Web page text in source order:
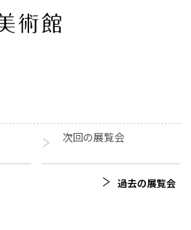
次回の展覧会
過去の展覧会